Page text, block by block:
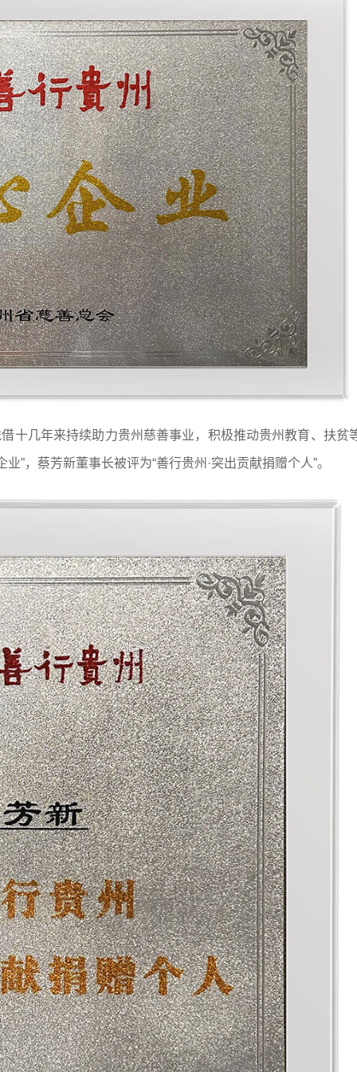
十几年来持续助力贵州慈善事业，积极推动贵州教育、扶贫
”，蔡芳新董事长被评为“善行贵州·突出贡献捐赠个人”。